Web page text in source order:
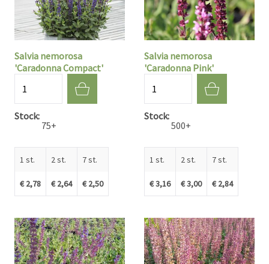
Salvia nemorosa
'Caradonna Compact'
Stock
75+
1 st.
€ 2,78
2 st.
€ 2,64
7 st.
€ 2,50
Salvia nemorosa
'Caradonna Pink'
Stock
500+
1 st.
€ 3,16
2 st.
€ 3,00
7 st.
€ 2,84